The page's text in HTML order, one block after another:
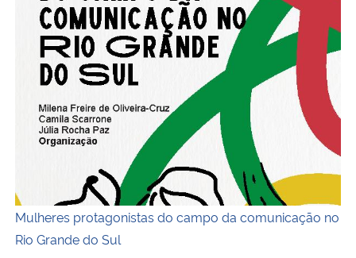
Mulheres protagonistas do campo da comunicação no
Rio Grande do Sul